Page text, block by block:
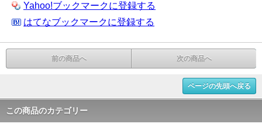
Yahoo!ブックマークに登録する
はてなブックマークに登録する
前の商品へ 次の商品へ
ページの先頭へ戻る
この商品のカテゴリー